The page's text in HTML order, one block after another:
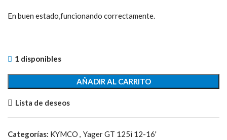
En buen estado,funcionando correctamente.
1 disponibles
AÑADIR AL CARRITO
Lista de deseos
Categorías: KYMCO , Yager GT 125i 12-16'